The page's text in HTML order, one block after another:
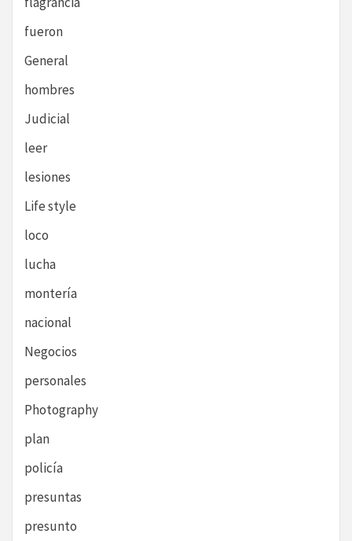
fueron
General
hombres
Judicial
leer
lesiones
Life style
loco
lucha
montería
nacional
Negocios
personales
Photography
plan
policía
presuntas
presunto